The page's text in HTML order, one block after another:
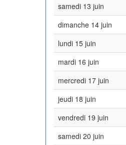
samedi 13 juin
dimanche 14 juin
lundi 15 juin
mardi 16 juin
mercredi 17 juin
jeudi 18 juin
vendredi 19 juin
samedi 20 juin